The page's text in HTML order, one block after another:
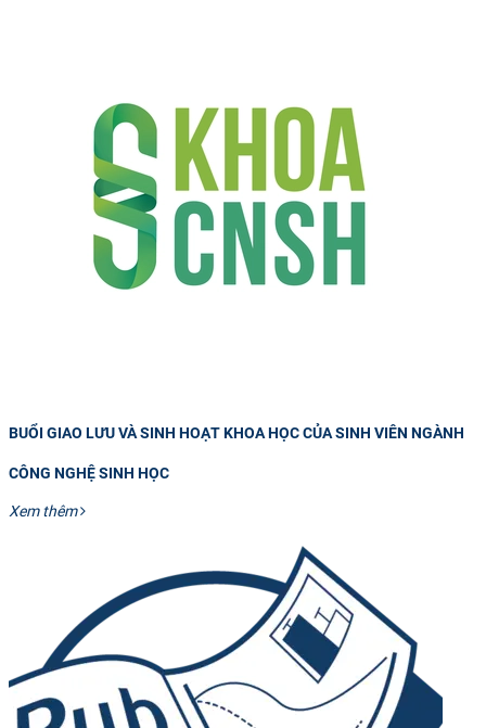
BUỔI GIAO LƯU VÀ SINH HOẠT KHOA HỌC CỦA SINH VIÊN NGÀNH
CÔNG NGHỆ SINH HỌC
Xem thêm